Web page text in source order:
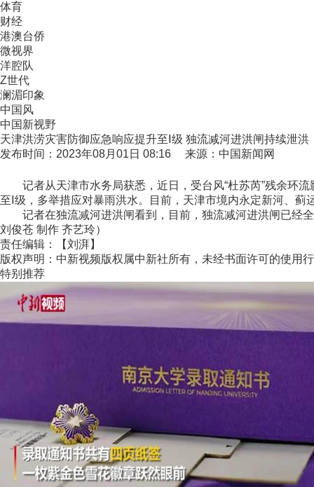
体育
财经
港澳台侨
微视界
洋腔队
Z世代
澜湄印象
中国风
中国新视野
天津洪涝灾害防御应急响应提升至Ⅰ级 独流减河进洪闸持续泄洪
发布时间：2023年08月01日 08:16 来源：中国新闻网
记者从天津市水务局获悉，近日，受台风“杜苏芮”残余环流
至Ⅰ级，多举措应对暴雨洪水。目前，天津市境内永定新河、
记者在独流减河进洪闸看到，目前，独流减河进洪闸已经
刘俊苍 制作 齐艺玲）
责任编辑：【刘湃】
版权声明：中新视频版权属中新社所有，未经书面许可的使用
特别推荐